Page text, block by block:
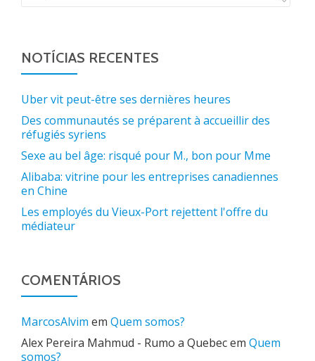
NOTÍCIAS RECENTES
Uber vit peut-être ses dernières heures
Des communautés se préparent à accueillir des
réfugiés syriens
Sexe au bel âge: risqué pour M., bon pour Mme
Alibaba: vitrine pour les entreprises canadiennes
en Chine
Les employés du Vieux-Port rejettent l'offre du
médiateur
COMENTÁRIOS
MarcosAlvim em Quem somos?
Alex Pereira Mahmud - Rumo a Quebecem Quem
somos?